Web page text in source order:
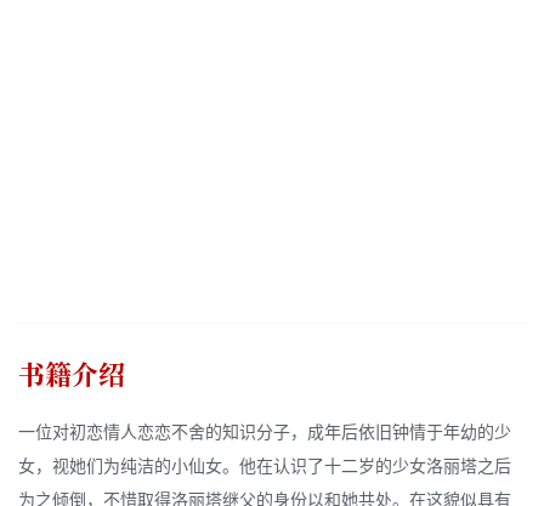
书籍介绍
一位对初恋情人恋恋不舍的知识分子，成年后依旧钟情于年幼的少
女，视她们为纯洁的小仙女。他在认识了十二岁的少女洛丽塔之后
为之倾倒，不惜取得洛丽塔继父的身份以和她共处。在这貌似具有